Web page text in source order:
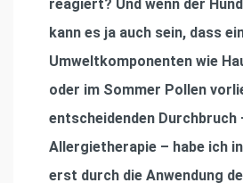
reagiert? Und wenn der
kann es ja auch sein, dass
Umweltkomponenten wie
oder im Sommer Pollen
entscheidenden Durchbruch
Allergietherapie – habe ich
erst durch die Anwendung